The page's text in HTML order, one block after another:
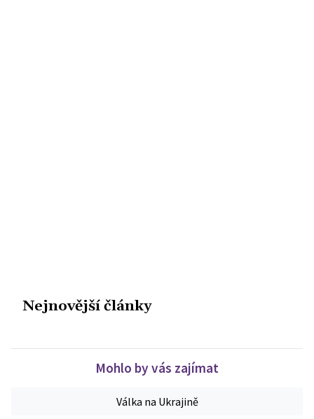
Nejnovější články
Mohlo by vás zajímat
Válka na Ukrajině